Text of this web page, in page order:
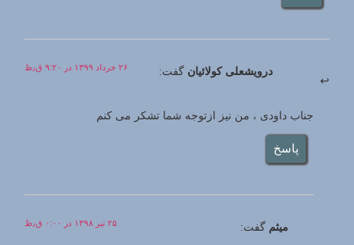
درویشعلی کولائیان گفت: ۲۶ خرداد ۱۳۹۹ در ۹:۲۰ ق٫ظ
جناب داودی ، من نیز ازتوجه شما تشکر می کنم
پاسخ
میثم گفت: ۲۵ تیر ۱۳۹۸ در ۰:۰۰ ق٫ظ